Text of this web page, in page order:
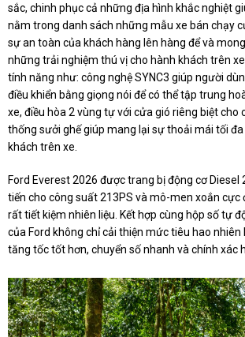
sắc, chinh phục cả những địa hình khắc nghiệt
nằm trong danh sách những mẫu xe bán chạy
sự an toàn của khách hàng lên hàng để và
những trải nghiệm thú vị cho hành khách trên
tính năng như: công nghệ SYNC3 giúp người
điều khiển bằng giọng nói để có thể tập trung
xe, điều hòa 2 vùng tự với cửa gió riêng biệt cho
thống sưởi ghế giúp mang lại sự thoải mái tối
khách trên xe.
Ford Everest 2026 được trang bị động cơ Diesel
tiến cho công suất 213PS và mô-men xoắn cực
rất tiết kiệm nhiên liệu. Kết hợp cùng hộp số tự
của Ford không chỉ cải thiện mức tiêu hao nhiên
tăng tốc tốt hơn, chuyển số nhanh và chính xác